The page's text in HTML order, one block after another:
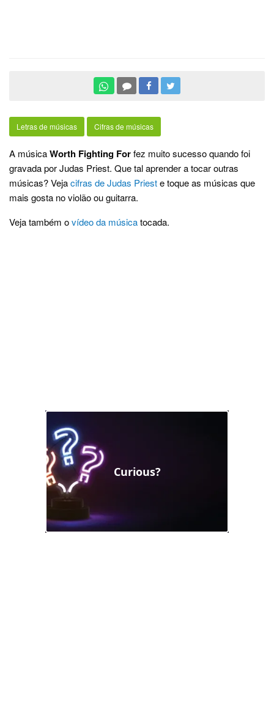
Letras de músicas Cifras de músicas
A músicaWorth Fighting Forfez muito sucesso quando foi
gravada por Judas Priest. Que tal aprender a tocar outras
músicas? Vejacifras de Judas Prieste toque as músicas que
mais gosta no violão ou guitarra.
Veja também ovídeo da músicatocada.